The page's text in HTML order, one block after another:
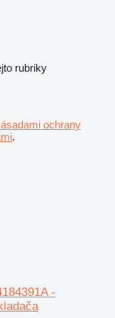
rubriky
ochrany
.
-